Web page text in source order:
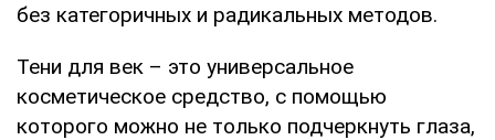
без категоричных и радикальных методов.
Тени для век – это универсальное
косметическое средство, с помощью
которого можно не только подчеркнуть глаза,